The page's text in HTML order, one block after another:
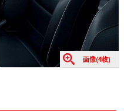
画像(4枚)